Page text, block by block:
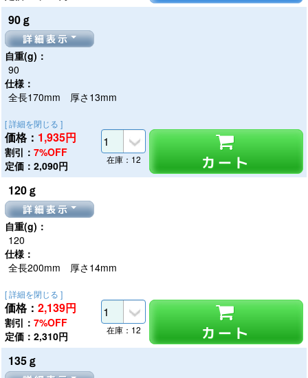
90ｇ
詳細表示
自重(g)：
90
仕様：
全長170mm 厚さ13mm
[ 詳細を閉じる ]
価格： 1,935円
割引： 7%OFF
定価：2,090円
カート
在庫：12
120ｇ
詳細表示
自重(g)：
120
仕様：
全長200mm 厚さ14mm
[ 詳細を閉じる ]
価格： 2,139円
割引： 7%OFF
定価：2,310円
カート
在庫：12
135ｇ